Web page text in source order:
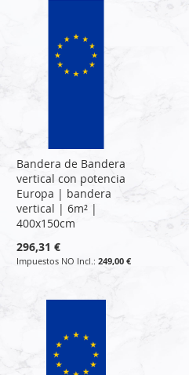
Bandera de Bandera
vertical con potencia
Europa | bandera
vertical | 6m² |
400x150cm
296,31 €
249,00 €